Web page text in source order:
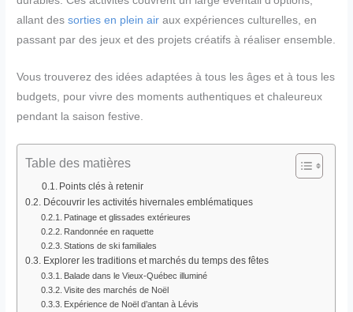
allant dessorties en plein air aux expériences culturelles, en
passant par des jeux et des projets créatifs à réaliser ensemble.
Vous trouverez des idées adaptées à tous les âges et à tous les
budgets, pour vivre des moments authentiques et chaleureux
pendant la saison festive.
Table des matières
Points clés à retenir
Découvrir les activités hivernales emblématiques
Patinage et glissades extérieures
Randonnée en raquette
Stations de ski familiales
Explorer les traditions et marchés du temps des fêtes
Balade dans le Vieux-Québec illuminé
Visite des marchés de Noël
Expérience de Noël d’antan à Lévis